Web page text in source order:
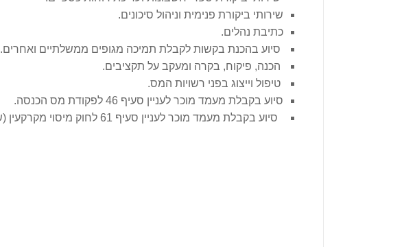
שירותי ביקורת פנימית וניהול סיכונים.
כתיבת נהלים.
סיוע בהכנת בקשות לקבלת תמיכה מגופים ממשלתיים ואחרים.
הכנה, פיקוח, בקרה ומעקב על תקציבים.
טיפול וייצוג בפני רשויות המס.
סיוע בקבלת מעמד מוכר לעניין סעיף 46 לפקודת מס הכנסה.
סיוע בקבלת מעמד מוכר לעניין סעיף 61 לחוק מיסוי מקרקעין (שבח, מכירה ורכישה).